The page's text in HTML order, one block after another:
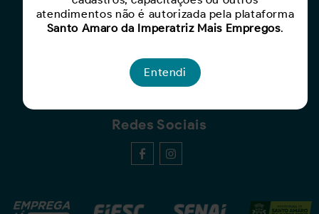
Para Empresas
Criar Oportunidade
Busca de Currículos
Redes Sociais
atendimentos não é autorizada pela plataforma
Santo Amaro da Imperatriz Mais Empregos.
Entendi